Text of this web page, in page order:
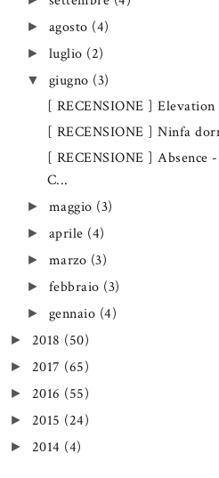
► agosto (4)
► luglio (2)
▼ giugno (3)
[ RECENSIONE ]
[ RECENSIONE ] Ninfa
[ RECENSIONE ] Absence
C...
► maggio (3)
► aprile (4)
► marzo (3)
► febbraio (3)
► gennaio (4)
► 2018 (50)
► 2017 (65)
► 2016 (55)
► 2015 (24)
► 2014 (4)